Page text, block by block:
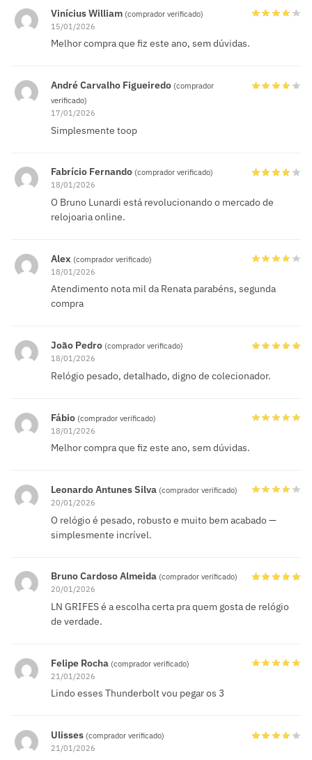
Vinícius William (comprador verificado)
15/01/2026
Melhor compra que fiz este ano, sem dúvidas.
André Carvalho Figueiredo (comprador
verificado)
17/01/2026
Simplesmente toop
Fabrício Fernando (comprador verificado)
18/01/2026
O Bruno Lunardi está revolucionando o mercado de
relojoaria online.
Alex (comprador verificado)
18/01/2026
Atendimento nota mil da Renata parabéns, segunda
compra
João Pedro (comprador verificado)
18/01/2026
Relógio pesado, detalhado, digno de colecionador.
Fábio (comprador verificado)
18/01/2026
Melhor compra que fiz este ano, sem dúvidas.
Leonardo Antunes Silva (comprador verificado)
20/01/2026
O relógio é pesado, robusto e muito bem acabado —
simplesmente incrível.
Bruno Cardoso Almeida (comprador verificado)
20/01/2026
LN GRIFES é a escolha certa pra quem gosta de relógio
de verdade.
Felipe Rocha (comprador verificado)
21/01/2026
Lindo esses Thunderbolt vou pegar os 3
Ulisses (comprador verificado)
21/01/2026